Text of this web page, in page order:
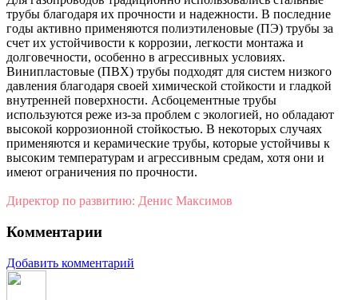
трубы благодаря их прочности и надежности. В последние
годы активно применяются полиэтиленовые (ПЭ) трубы за
счет их устойчивости к коррозии, легкости монтажа и
долговечности, особенно в агрессивных условиях.
Винипластовые (ПВХ) трубы подходят для систем низкого
давления благодаря своей химической стойкости и гладкой
внутренней поверхности. Асбоцементные трубы
используются реже из-за проблем с экологией, но обладают
высокой коррозионной стойкостью. В некоторых случаях
применяются и керамические трубы, которые устойчивы к
высоким температурам и агрессивным средам, хотя они и
имеют ограничения по прочности.
Директор по развитию: Денис Максимов
Комментарии
Добавить комментарий